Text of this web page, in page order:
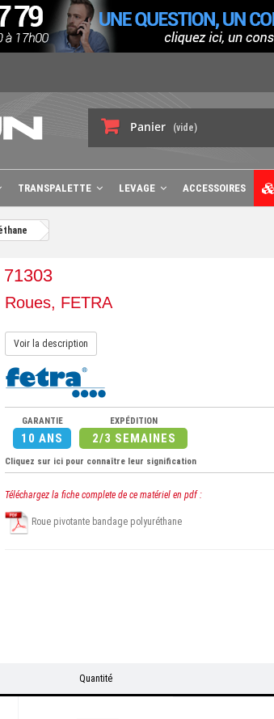
Panier (vide)
TRANSPALETTE LEVAGE ACCESSOIRES
Roues, FETRA
Voir la description
GARANTIE
10 ANS
EXPÉDITION
2/3 SEMAINES
Cliquez sur ici pour connaître leur signification
Téléchargez la fiche complete de ce matériel en pdf :
Roue pivotante bandage polyuréthane
Quantité